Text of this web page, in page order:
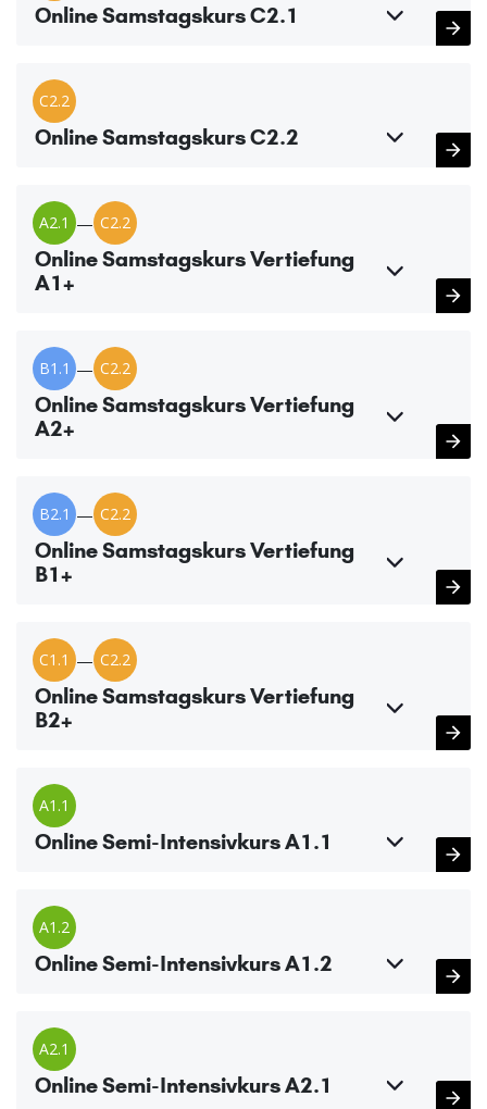
Online Samstagskurs C2.1
C2.2
Online Samstagskurs C2.2
A2.1 — C2.2
Online Samstagskurs Vertiefung
A1+
B1.1 — C2.2
Online Samstagskurs Vertiefung
A2+
B2.1 — C2.2
Online Samstagskurs Vertiefung
B1+
C1.1 — C2.2
Online Samstagskurs Vertiefung
B2+
A1.1
Online Semi-Intensivkurs A1.1
A1.2
Online Semi-Intensivkurs A1.2
A2.1
Online Semi-Intensivkurs A2.1